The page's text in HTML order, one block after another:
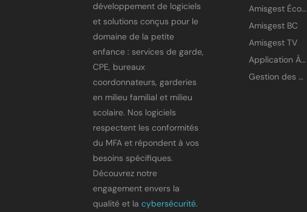
développement de logiciels
et solutions conçus pour le
domaine de la petite
enfance : services de garde,
CPE, bureaux
coordonnateurs, garderies
en milieu familial et milieu
scolaire. Nos logiciels
respectent les conformités
du MFA et répondent à vos
besoins spécifiques.
Découvrez notre
engagement envers la
qualité et la cybersécurité.
Amisgest École
Amisgest BC
Amisgest TV
Application À petits pas
Gestion des accès